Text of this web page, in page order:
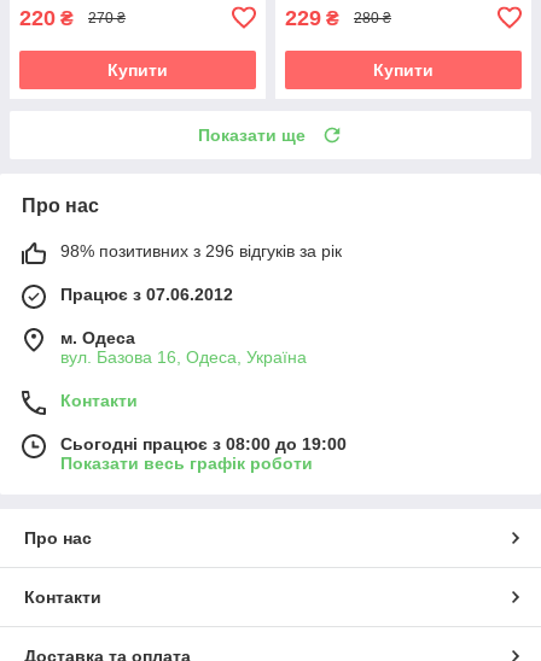
220 ₴ 270 ₴
Купити
229 ₴ 280 ₴
Купити
Показати ще
Про нас
98% позитивних з 296 відгуків за рік
Працює з 07.06.2012
м. Одеса
вул. Базова 16, Одеса, Україна
Контакти
Сьогодні працює з 08:00 до 19:00
Показати весь графік роботи
Про нас
Контакти
Доставка та оплата